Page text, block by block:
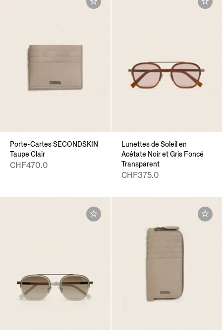
Porte-Cartes SECONDSKIN
Taupe Clair
CHF470.0
Lunettes de Soleil en
Acétate Noir et Gris Foncé
Transparent
CHF375.0